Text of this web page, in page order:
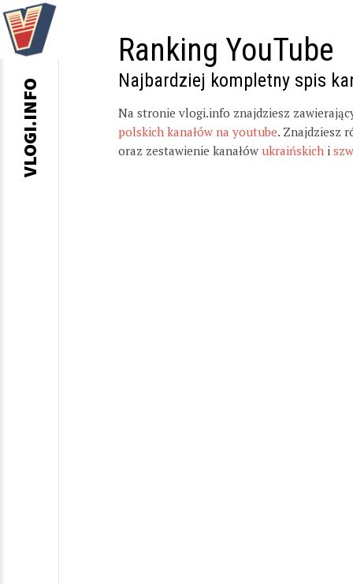
Ranking YouTube
Najbardziej kompletny spis
Na stronie vlogi.info znajdziesz
polskich kanałów na youtube. Znajdziesz
oraz zestawienie kanałów ukraińskich i
VLOGI.INFO